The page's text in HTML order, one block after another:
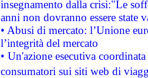
insegnamento dalla crisi:"Le
anni non dovranno essere state
• Abusi di mercato: l’Unione
l’integrità del mercato
• Un'azione esecutiva
consumatori sui siti web di